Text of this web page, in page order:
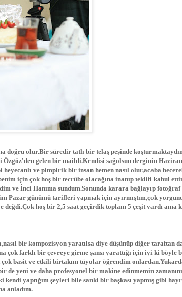
doğru olur.Bir süredir tatlı bir telaş peşinde
gelen bir maildi.Kendisi sağolsun derginin Haziran
ve pimpirik bir insan hemen nasıl olur,acaba
için çok hoş bir tecrübe olacağına inanıp teklifi kabul
ve İnci Hanıma sundum.Sonunda karara bağlayıp
Pazar günümü tarifleri yapmak için ayırmıştım,çok
değdi.Çok hoş bir 2,5 saat geçirdik toplam 5 çeşit vardı ama
bir kompozisyon yaratılsa diye düşünüp diğer taraftan
farklı bir çevreye girme şansı yarattığı için iyi ki böyle
çok basit ve etkili birtakım tüyolar öğrendim
de yeni ve daha profesyonel bir makine edinmemin
yaptığım şeyleri bile sanki bir başkası yapmış gibi
anladım.